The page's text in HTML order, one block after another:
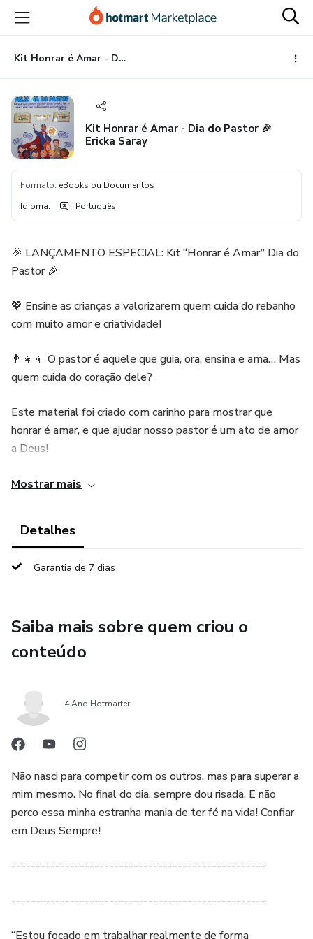
para
conteúdo
principal
para
pagamento
para
rodapé
Kit Honrar é Amar - Dia do Pastor 🎉 Ericka Saray
Kit Honrar é Amar - Dia do Pastor 🎉
Ericka Saray
Formato: eBooks ou Documentos
Idioma: Português
🎉 LANÇAMENTO ESPECIAL: Kit “Honrar é Amar” Dia do
Pastor 🎉
💖 Ensine as crianças a valorizarem quem cuida do rebanho
com muito amor e criatividade!
👨‍👧‍👦 O pastor é aquele que guia, ora, ensina e ama… Mas
quem cuida do coração dele?
Este material foi criado com carinho para mostrar que
honrar é amar, e que ajudar nosso pastor é um ato de amor
a Deus!
📖 Inspirado na história de Moisés, quando Ur e Arão
precisa de apoio!
👉 Cada atividade é um gesto de carinho e aprendizado
💼 O que vem no Kit Completo?
✨ História na Luva – “Honrar é Amar”
bíblica de Moisés!
🎲 Dinâmica Interativa na Caixa
Atitudes que honram ou não o pastor? As crianças vão
descobrir brincando!
🎤 Jogral Exclusivo: “Meu Pastor É!”
Com gravatinha e Bíblia ilustradas com as qualidades do
Mostrar mais
Detalhes
Garantia de 7 dias
Saiba mais sobre quem criou o
conteúdo
4 Ano Hotmarter
Não nasci para competir com os outros, mas para superar a
mim mesmo. No final do dia, sempre dou risada. E não
perco essa minha estranha mania de ter fé na vida! Confiar
em Deus Sempre!
----------------------------------------------------
----------------------------------------------------
“Estou focado em trabalhar realmente de forma